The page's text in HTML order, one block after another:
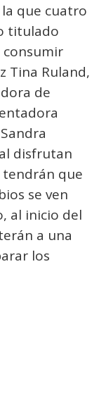
que cuatro
titulado
consumir
Tina Ruland,
de
disfrutan
que
se ven
al inicio del
a una
los